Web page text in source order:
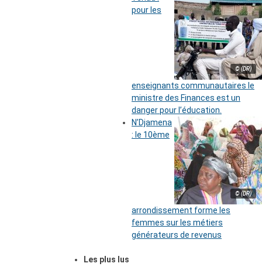
© (DR)
pour les
enseignants communautaires le
ministre des Finances est un
danger pour l’éducation.
© (DR)
N’Djamena
: le 10ème
arrondissement forme les
femmes sur les métiers
générateurs de revenus
Les plus lus